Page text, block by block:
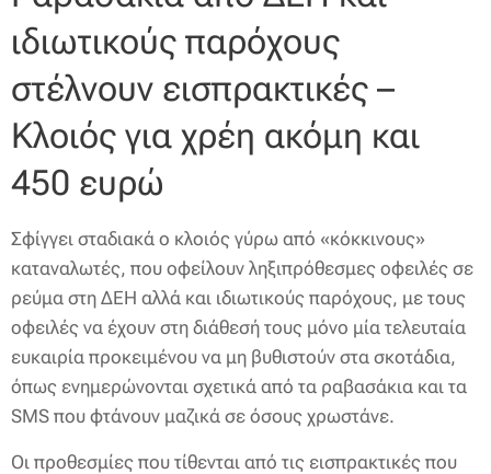
ιδιωτικούς παρόχους
στέλνουν εισπρακτικές –
Κλοιός για χρέη ακόμη και
450 ευρώ
Σφίγγει σταδιακά ο κλοιός γύρω από «κόκκινους»
καταναλωτές, που οφείλουν ληξιπρόθεσμες οφειλές σε
ρεύμα στη ΔΕΗ αλλά και ιδιωτικούς παρόχους, με τους
οφειλές να έχουν στη διάθεσή τους μόνο μία τελευταία
ευκαιρία προκειμένου να μη βυθιστούν στα σκοτάδια,
όπως ενημερώνονται σχετικά από τα ραβασάκια και τα
SMS που φτάνουν μαζικά σε όσους χρωστάνε.
Οι προθεσμίες που τίθενται από τις εισπρακτικές που